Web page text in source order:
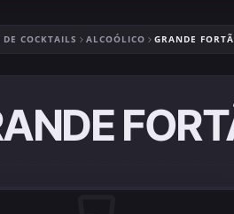
DE COCKTAILS ALCOÓLICO GRANDE